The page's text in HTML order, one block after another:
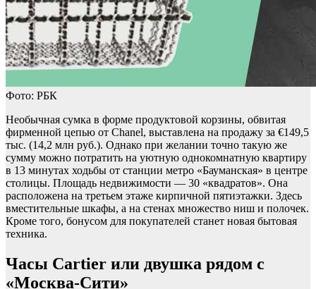
Фото: РБК
Необычная сумка в форме продуктовой корзины, обвитая
фирменной цепью от Chanel, выставлена на продажу за €149,5
тыс. (14,2 млн руб.). Однако при желании точно такую же
сумму можно потратить на уютную однокомнатную квартиру
в 13 минутах ходьбы от станции метро «Бауманская» в центре
столицы. Площадь недвижимости — 30 «квадратов». Она
расположена на третьем этаже кирпичной пятиэтажки. Здесь
вместительные шкафы, а на стенах множество ниш и полочек.
Кроме того, бонусом для покупателей станет новая бытовая
техника.
Часы Cartier или двушка рядом с
«Москва-Сити»